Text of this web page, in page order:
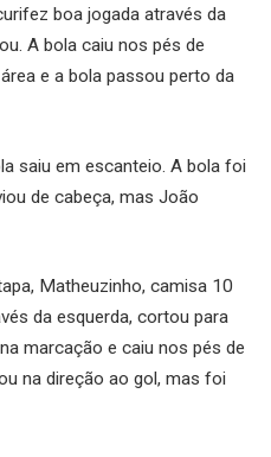
boa jogada através da
A bola caiu nos pés de
e a bola passou perto da
saiu em escanteio. A bola foi
de cabeça, mas João
Matheuzinho, camisa 10
da esquerda, cortou para
marcação e caiu nos pés de
na direção ao gol, mas foi